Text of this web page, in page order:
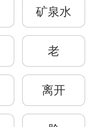
矿泉水
老
离开